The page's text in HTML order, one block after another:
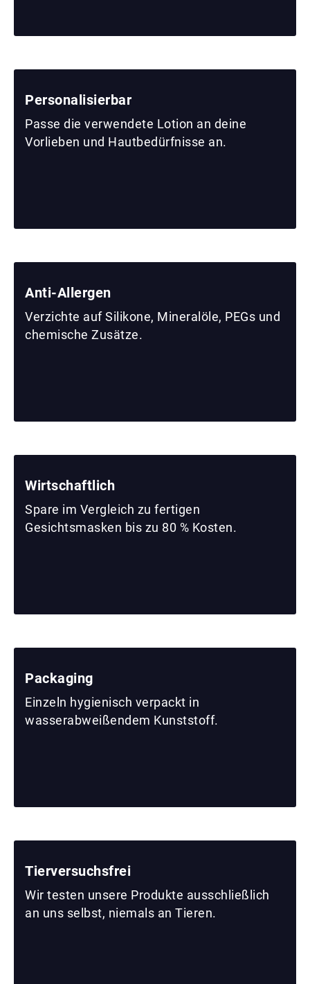
Personalisierbar
Passe die verwendete Lotion an deine
Vorlieben und Hautbedürfnisse an.
Anti-Allergen
Verzichte auf Silikone, Mineralöle, PEGs und
chemische Zusätze.
Wirtschaftlich
Spare im Vergleich zu fertigen
Gesichtsmasken bis zu 80 % Kosten.
Packaging
Einzeln hygienisch verpackt in
wasserabweißendem Kunststoff.
Tierversuchsfrei
Wir testen unsere Produkte ausschließlich
an uns selbst, niemals an Tieren.